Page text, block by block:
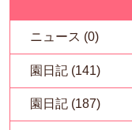
ニュース (0)
園日記 (141)
園日記 (187)